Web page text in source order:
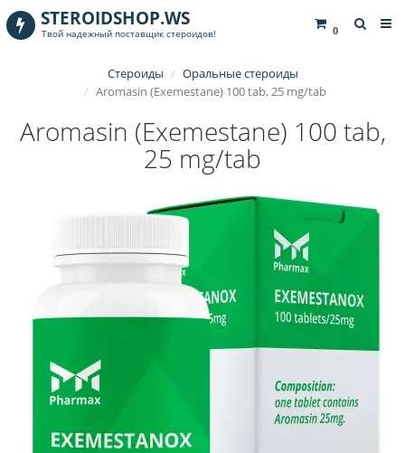
0
STEROIDSHOP.WS
Твой надежный поставщик стероидов!
Стероиды
Оральные стероиды
Aromasin (Exemestane) 100 tab, 25 mg/tab
Aromasin (Exemestane) 100 tab,
25 mg/tab